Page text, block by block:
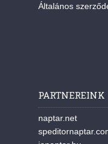
Általános
PARTNEREINK
naptar.net